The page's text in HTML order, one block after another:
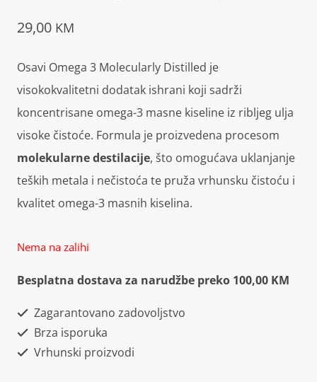
29,00 KM
Osavi Omega 3 Molecularly Distilled je
visokokvalitetni dodatak ishrani koji sadrži
koncentrisane omega-3 masne kiseline iz ribljeg ulja
visoke čistoće. Formula je proizvedena procesom
molekularne destilacije, što omogućava uklanjanje
teških metala i nečistoća te pruža vrhunsku čistoću i
kvalitet omega-3 masnih kiselina.
Nema na zalihi
Besplatna dostava za narudžbe preko 100,00 KM
Zagarantovano zadovoljstvo
Brza isporuka
Vrhunski proizvodi